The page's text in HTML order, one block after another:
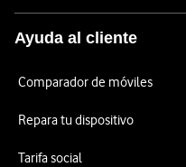
Ayuda al cliente
Comparador de móviles
Repara tu dispositivo
Tarifa social